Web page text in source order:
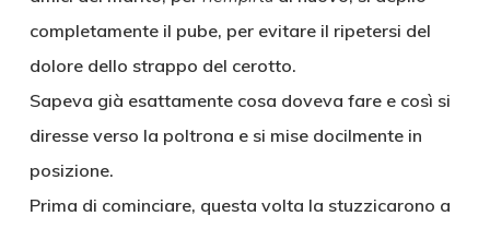
completamente il pube, per evitare il ripetersi del
dolore dello strappo del cerotto.
Sapeva già esattamente cosa doveva fare e così si
diresse verso la poltrona e si mise docilmente in
posizione.
Prima di cominciare, questa volta la stuzzicarono a